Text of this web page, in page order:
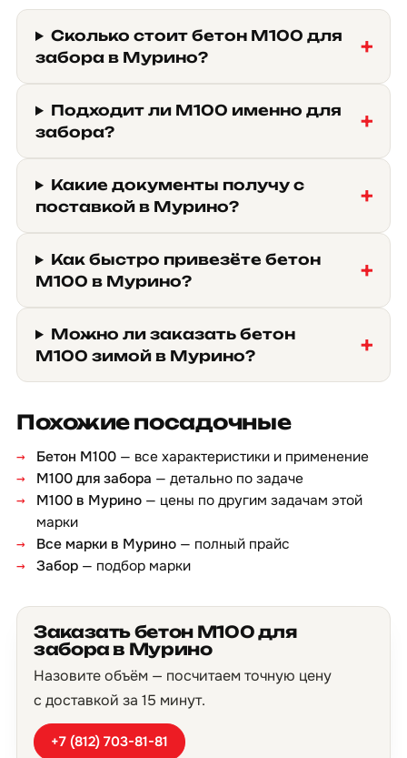
Сколько стоит бетон М100 для
забора в Мурино?
Подходит ли М100 именно для
забора?
Какие документы получу с
поставкой в Мурино?
Как быстро привезёте бетон
М100 в Мурино?
Можно ли заказать бетон
М100 зимой в Мурино?
Похожие посадочные
Бетон М100 — все характеристики и применение
М100 для забора — детально по задаче
М100 в Мурино — цены по другим задачам этой
марки
Все марки в Мурино — полный прайс
Забор — подбор марки
Заказать бетон М100 для
забора в Мурино
Назовите объём — посчитаем точную цену
с доставкой за 15 минут.
+7 (812) 703-81-81